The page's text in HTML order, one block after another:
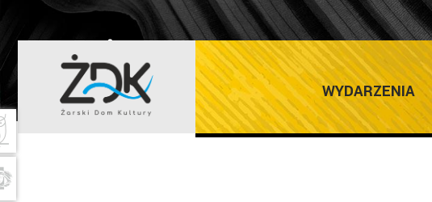
WYDARZENIA
ŻARSKI DOM